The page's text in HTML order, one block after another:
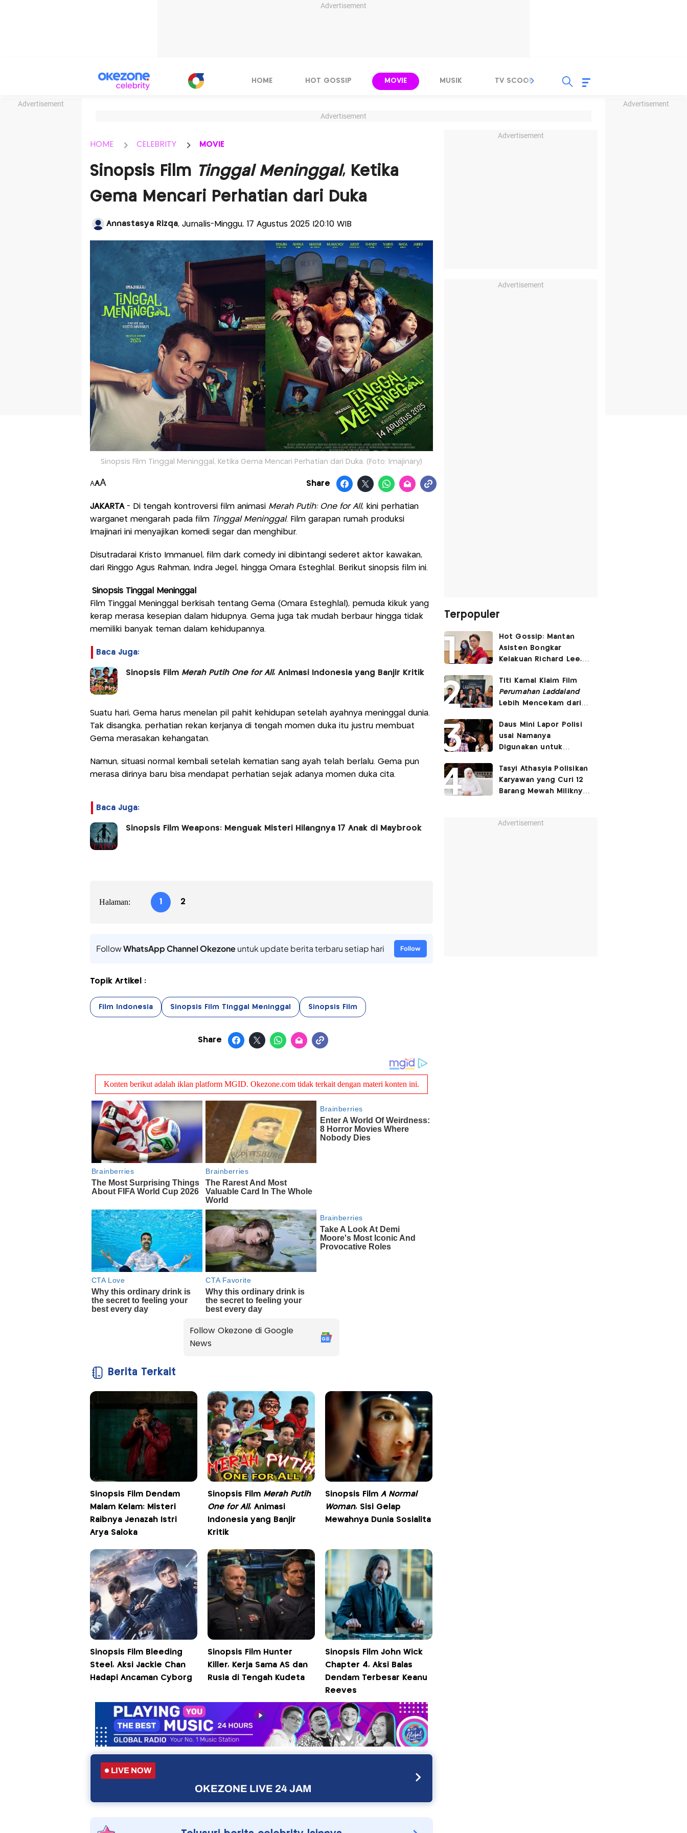
Advertisement
Advertisement Advertisement
HOME HOT GOSSIP MOVIE MUSIK TV SCOOP LIRIK
Advertisement
HOME CELEBRITY MOVIE
Sinopsis Film Tinggal Meninggal, Ketika
Gema Mencari Perhatian dari Duka
Annastasya Rizqa, Jurnalis-Minggu, 17 Agustus 2025 |20:10 WIB
Sinopsis Film Tinggal Meninggal, Ketika Gema Mencari Perhatian dari Duka. (Foto: Imajinary)
AAA Share
JAKARTA - Di tengah kontroversi film animasi Merah Putih: One for All, kini perhatian
warganet mengarah pada film Tinggal Meninggal. Film garapan rumah produksi
Imajinari ini menyajikan komedi segar dan menghibur.
Disutradarai Kristo Immanuel, film dark comedy ini dibintangi sederet aktor kawakan,
dari Ringgo Agus Rahman, Indra Jegel, hingga Omara Esteghlal. Berikut sinopsis film ini.
Sinopsis Tinggal Meninggal
Film Tinggal Meninggal berkisah tentang Gema (Omara Esteghlal), pemuda kikuk yang
kerap merasa kesepian dalam hidupnya. Gema juga tak mudah berbaur hingga tidak
memiliki banyak teman dalam kehidupannya.
Baca Juga:
Sinopsis Film Merah Putih One for All, Animasi Indonesia yang Banjir Kritik
Suatu hari, Gema harus menelan pil pahit kehidupan setelah ayahnya meninggal dunia.
Tak disangka, perhatian rekan kerjanya di tengah momen duka itu justru membuat
Gema merasakan kehangatan.
Namun, situasi normal kembali setelah kematian sang ayah telah berlalu. Gema pun
merasa dirinya baru bisa mendapat perhatian sejak adanya momen duka cita.
Baca Juga:
Sinopsis Film Weapons: Menguak Misteri Hilangnya 17 Anak di Maybrook
Halaman: 1 2
FollowWhatsApp Channel Okezoneuntuk update berita terbaru setiap hari Follow
Topik Artikel :
Film Indonesia Sinopsis Film Tinggal Meninggal Sinopsis Film
Share
Follow Okezone di Google
News
Berita Terkait
Sinopsis Film Dendam
Malam Kelam: Misteri
Raibnya Jenazah Istri
Arya Saloka
Sinopsis Film Merah Putih
One for All, Animasi
Indonesia yang Banjir
Kritik
Sinopsis Film A Normal
Woman, Sisi Gelap
Mewahnya Dunia Sosialita
Sinopsis Film Bleeding
Steel, Aksi Jackie Chan
Hadapi Ancaman Cyborg
Sinopsis Film Hunter
Killer, Kerja Sama AS dan
Rusia di Tengah Kudeta
Sinopsis Film John Wick
Chapter 4, Aksi Balas
Dendam Terbesar Keanu
Reeves
LIVE NOW
OKEZONE LIVE 24 JAM
Advertisement
Advertisement
Terpopuler
Hot Gossip: Mantan
Asisten Bongkar
Kelakuan Richard Lee,
Vicky Prasetyo
Titi Kamal Klaim Film
Perumahan Laddaland
Lebih Mencekam dari
Daus Mini Lapor Polisi
usai Namanya
Digunakan untuk
SARA
Tasyi Athasyia Polisikan
Karyawan yang Curi 12
Barang Mewah Miliknya
Advertisement